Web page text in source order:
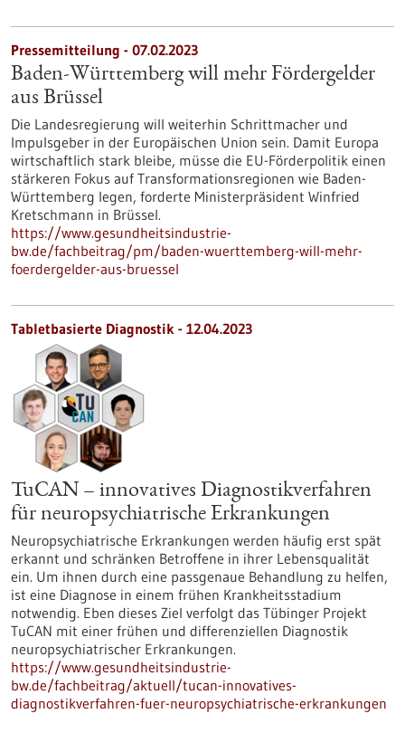
Pressemitteilung - 07.02.2023
Baden-Württemberg will mehr Fördergelder
aus Brüssel
Die Landesregierung will weiterhin Schrittmacher und
Impulsgeber in der Europäischen Union sein. Damit Europa
wirtschaftlich stark bleibe, müsse die EU-Förderpolitik einen
stärkeren Fokus auf Transformationsregionen wie Baden-
Württemberg legen, forderte Ministerpräsident Winfried
Kretschmann in Brüssel.
https://www.gesundheitsindustrie-
bw.de/fachbeitrag/pm/baden-wuerttemberg-will-mehr-
foerdergelder-aus-bruessel
Tabletbasierte Diagnostik - 12.04.2023
TuCAN – innovatives Diagnostikverfahren
für neuropsychiatrische Erkrankungen
Neuropsychiatrische Erkrankungen werden häufig erst spät
erkannt und schränken Betroffene in ihrer Lebensqualität
ein. Um ihnen durch eine passgenaue Behandlung zu helfen,
ist eine Diagnose in einem frühen Krankheitsstadium
notwendig. Eben dieses Ziel verfolgt das Tübinger Projekt
TuCAN mit einer frühen und differenziellen Diagnostik
neuropsychiatrischer Erkrankungen.
https://www.gesundheitsindustrie-
bw.de/fachbeitrag/aktuell/tucan-innovatives-
diagnostikverfahren-fuer-neuropsychiatrische-erkrankungen